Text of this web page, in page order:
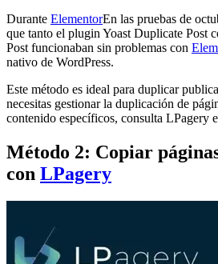
Durante ElementorEn las pruebas de
que tanto el plugin Yoast Duplicate Post
Post funcionaban sin problemas con
nativo de WordPress.
Este método es ideal para duplicar
necesitas gestionar la duplicación de
contenido específicos, consulta LPagery
Método 2: Copiar
con LPagery